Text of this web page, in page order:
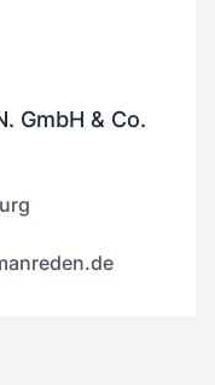
GmbH & Co.